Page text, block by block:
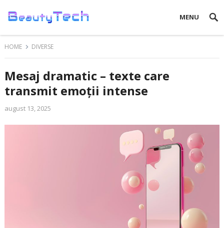
MENU
HOME DIVERSE
Mesaj dramatic – texte care
transmit emoții intense
august 13, 2025